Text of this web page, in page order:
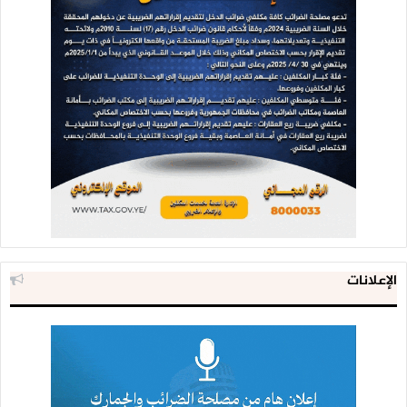
العدوان ووسائله الإعلامية والذي ينافي الحقيقة. فمدينة تعز
كبيرة ولها ارتباطات بطرقات مع عدد من مديرياتها، وهي طرقات
مفتوحة وينتقل فيها المواطنون بدون صعوبة. والطرقات المغلقة
محدودة، وتتمثّل بالطرقات التي قُطعت على خلفية وقوعها في
مناطق تماس متقدّمة جرت فيها مواجهات عسكرية مع الأطراف
المعادية، وتُعدّ جبهات عسكرية.
الطرقات المغلقة تتمثّل في تلك الرابطة بين منطقة الحوبان
– نعم. هي محدودة بطريق حوبان – المدينة، والذي قُطع تحت وقع
المواجهات، ومن قِبل الطرفين، وليس من طرف صنعاء كما يزعم
الطرف الآخر. ومع ذلك، استشعرنا المسؤولية وبذلنا ولا نزال نبذل
جهوداً لفتح الطريق بهدف تسهيل الدخول من الحوبان إلى
المدينة، وكذلك تأمين وتسهيل الخروج من المدينة إلى الحوبان
من أجل تخفيف معاناة المواطنين.
الإعلانات